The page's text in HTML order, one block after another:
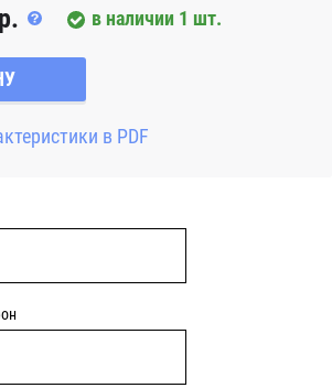
в наличии 1 шт.
в PDF